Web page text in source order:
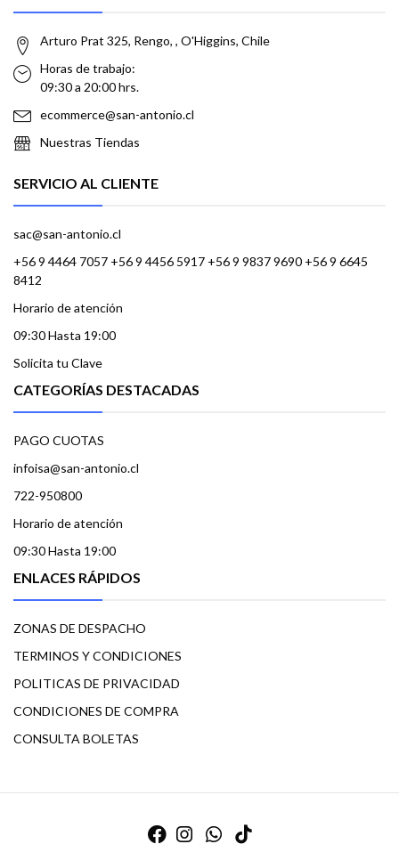
Arturo Prat 325, Rengo, , O'Higgins, Chile
Horas de trabajo:
09:30 a 20:00 hrs.
ecommerce@san-antonio.cl
Nuestras Tiendas
SERVICIO AL CLIENTE
sac@san-antonio.cl
+56 9 4464 7057 +56 9 4456 5917 +56 9 9837 9690 +56 9 6645
8412
Horario de atención
09:30 Hasta 19:00
Solicita tu Clave
CATEGORÍAS DESTACADAS
PAGO CUOTAS
infoisa@san-antonio.cl
722-950800
Horario de atención
09:30 Hasta 19:00
ENLACES RÁPIDOS
ZONAS DE DESPACHO
TERMINOS Y CONDICIONES
POLITICAS DE PRIVACIDAD
CONDICIONES DE COMPRA
CONSULTA BOLETAS